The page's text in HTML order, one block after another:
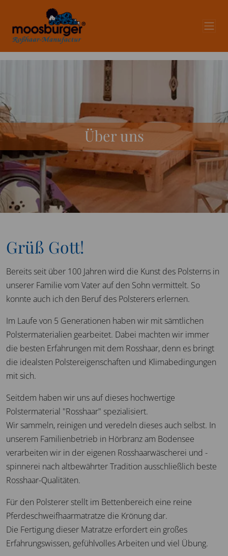
Über uns
Grüß Gott!
Bereits seit über 100 Jahren wird die Kunst des Polsterns in
unserer Familie vom Vater auf den Sohn vermittelt. So
konnte auch ich den Beruf des Polsterers erlernen.
Im Laufe von 5 Generationen haben wir mit sämtlichen
Polstermaterialien gearbeitet. Dabei machten wir immer
die besten Erfahrungen mit dem Rosshaar, denn es bringt
die idealsten Polstereigenschaften und Klimabedingungen
mit sich.
Seitdem haben wir uns auf dieses hochwertige
Polstermaterial "Rosshaar" spezialisiert.
Wir sammeln, reinigen und veredeln dieses auch selbst. In
unserem Familienbetrieb in Hörbranz am Bodensee
verarbeiten wir in der eigenen Rosshaarwäscherei und -
spinnerei nach altbewährter Tradition ausschließlich beste
Rosshaar-Qualitäten.
Für den Polsterer stellt im Bettenbereich eine reine
Pferdeschweifhaarmatratze die Krönung dar.
Die Fertigung dieser Matratze erfordert ein großes
Erfahrungswissen, gefühlvolles Arbeiten und viel Übung.